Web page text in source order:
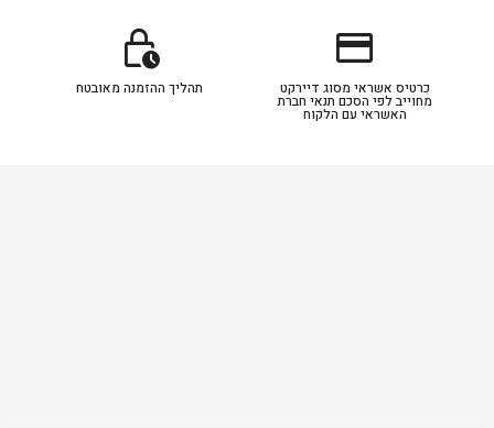
credit_card
כרטיס אשראי מסוג דיירקט
מחוייב לפי הסכם תנאי חברת
האשראי עם הלקוח
lock_clock
תהליך ההזמנה מאובטח